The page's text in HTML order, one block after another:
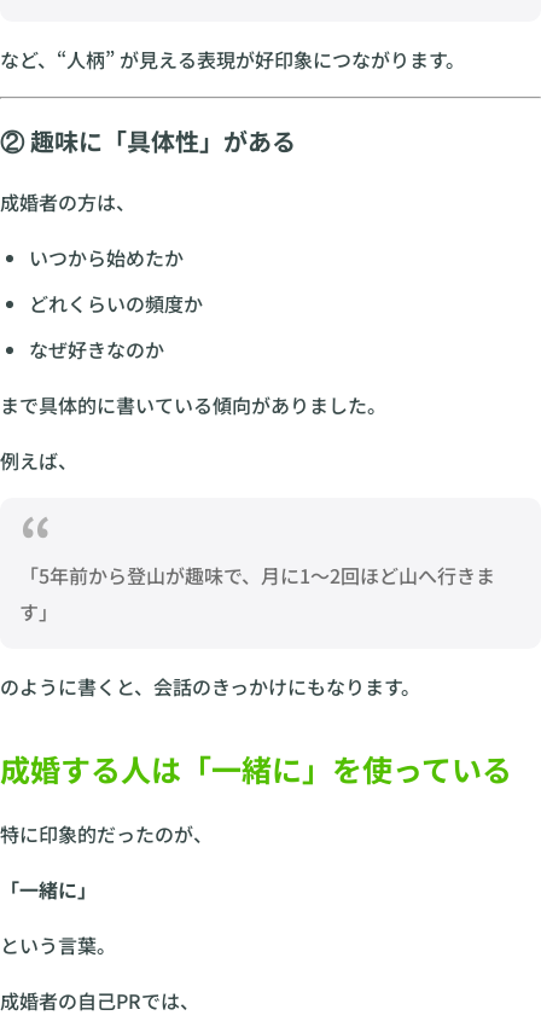
など、“人柄” が見える表現が好印象につながります。
② 趣味に「具体性」がある
成婚者の方は、
いつから始めたか
どれくらいの頻度か
なぜ好きなのか
まで具体的に書いている傾向がありました。
例えば、
「5年前から登山が趣味で、月に1〜2回ほど山へ行きま
す」
のように書くと、会話のきっかけにもなります。
成婚する人は「一緒に」を使っている
特に印象的だったのが、
「一緒に」
という言葉。
成婚者の自己PRでは、